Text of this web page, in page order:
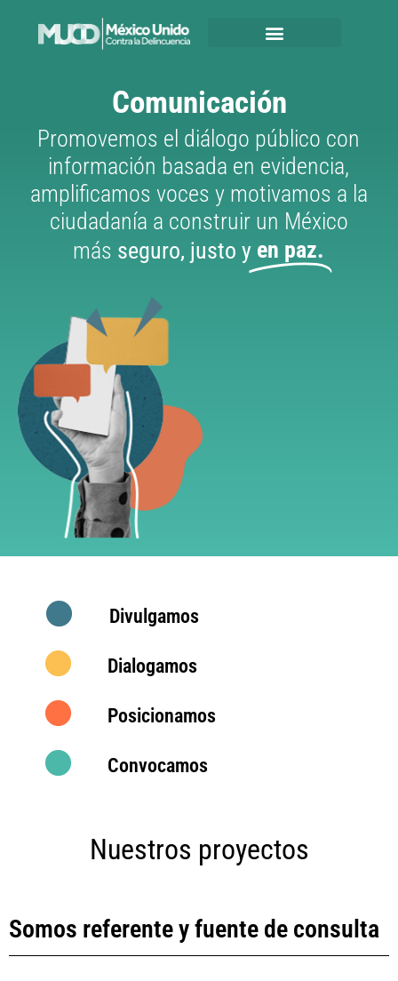
Comunicación
Promovemos el diálogo público con
información basada en evidencia,
amplificamos voces y motivamos a la
ciudadanía a construir un México
más seguro, justo y en paz.
Divulgamos
Dialogamos
Posicionamos
Convocamos
Nuestros proyectos
Somos referente y fuente de consulta